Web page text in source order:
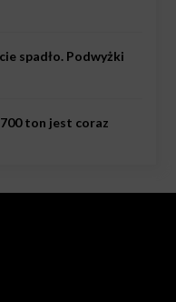
spadło. Podwyżki
700 ton jest coraz